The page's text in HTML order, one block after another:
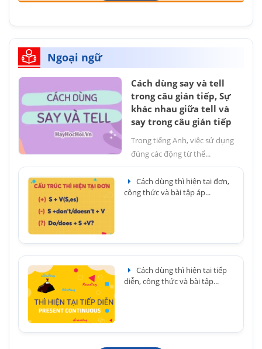
Ngoại ngữ
Cách dùng say và tell
trong câu gián tiếp, Sự
khác nhau giữa tell và
say trong câu gián tiếp
Trong tiếng Anh, việc sử dụng
đúng các động từ thể...
Cách dùng thì hiện tại đơn,
công thức và bài tập áp...
Cách dùng thì hiện tại tiếp
diễn, công thức và bài tập...